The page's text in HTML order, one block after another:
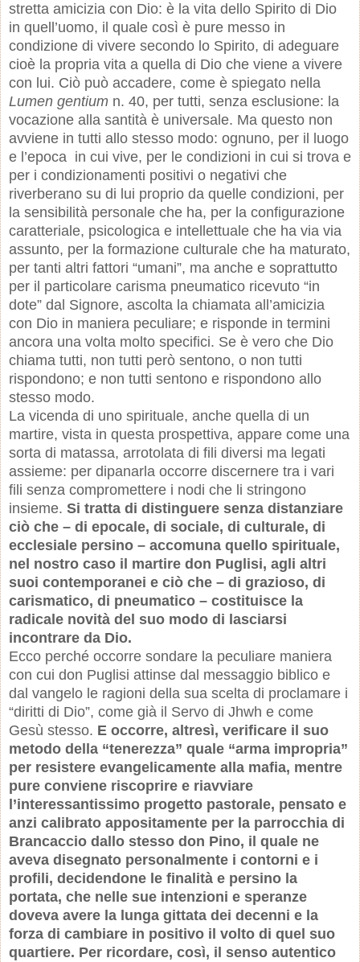
stretta amicizia con Dio: è la vita dello Spirito di Dio
in quell’uomo, il quale così è pure messo in
condizione di vivere secondo lo Spirito, di adeguare
cioè la propria vita a quella di Dio che viene a vivere
con lui. Ciò può accadere, come è spiegato nella
Lumen gentium n. 40, per tutti, senza esclusione: la
vocazione alla santità è universale. Ma questo non
avviene in tutti allo stesso modo: ognuno, per il luogo
e l’epoca in cui vive, per le condizioni in cui si trova e
per i condizionamenti positivi o negativi che
riverberano su di lui proprio da quelle condizioni, per
la sensibilità personale che ha, per la configurazione
caratteriale, psicologica e intellettuale che ha via via
assunto, per la formazione culturale che ha maturato,
per tanti altri fattori “umani”, ma anche e soprattutto
per il particolare carisma pneumatico ricevuto “in
dote” dal Signore, ascolta la chiamata all’amicizia
con Dio in maniera peculiare; e risponde in termini
ancora una volta molto specifici. Se è vero che Dio
chiama tutti, non tutti però sentono, o non tutti
rispondono; e non tutti sentono e rispondono allo
stesso modo.
La vicenda di uno spirituale, anche quella di un
martire, vista in questa prospettiva, appare come una
sorta di matassa, arrotolata di fili diversi ma legati
assieme: per dipanarla occorre discernere tra i vari
fili senza compromettere i nodi che li stringono
insieme. Si tratta di distinguere senza distanziare
ciò che – di epocale, di sociale, di culturale, di
ecclesiale persino – accomuna quello spirituale,
nel nostro caso il martire don Puglisi, agli altri
suoi contemporanei e ciò che – di grazioso, di
carismatico, di pneumatico – costituisce la
radicale novità del suo modo di lasciarsi
incontrare da Dio.
Ecco perché occorre sondare la peculiare maniera
con cui don Puglisi attinse dal messaggio biblico e
dal vangelo le ragioni della sua scelta di proclamare i
“diritti di Dio”, come già il Servo di Jhwh e come
Gesù stesso. E occorre, altresì, verificare il suo
metodo della “tenerezza” quale “arma impropria”
per resistere evangelicamente alla mafia, mentre
pure conviene riscoprire e riavviare
l’interessantissimo progetto pastorale, pensato e
anzi calibrato appositamente per la parrocchia di
Brancaccio dallo stesso don Pino, il quale ne
aveva disegnato personalmente i contorni e i
profili, decidendone le finalità e persino la
portata, che nelle sue intenzioni e speranze
doveva avere la lunga gittata dei decenni e la
forza di cambiare in positivo il volto di quel suo
quartiere. Per ricordare, così, il senso autentico